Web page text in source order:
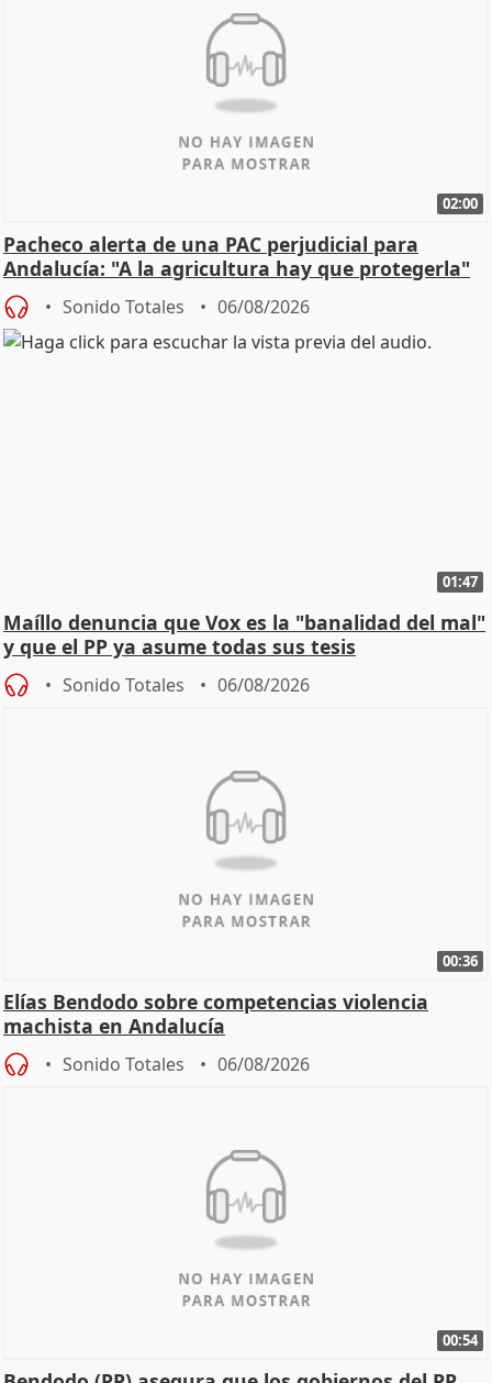
02:00
Pacheco alerta de una PAC perjudicial para
Andalucía: "A la agricultura hay que protegerla"
Sonido Totales 06/08/2026
01:47
Maíllo denuncia que Vox es la "banalidad del mal"
y que el PP ya asume todas sus tesis
Sonido Totales 06/08/2026
00:36
Elías Bendodo sobre competencias violencia
machista en Andalucía
Sonido Totales 06/08/2026
00:54